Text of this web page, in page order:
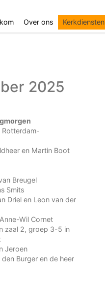
Over ons Kerkdiensten
2025
Rotterdam-
en Martin Boot
Breugel
Smits
Driel en Leon van der
Wil Cornet
zaal 2, groep 3-5 in
Jeroen
Burger en de heer